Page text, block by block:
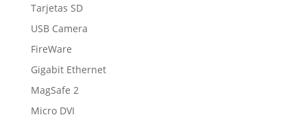
Tarjetas SD
USB Camera
FireWare
Gigabit Ethernet
MagSafe 2
Micro DVI